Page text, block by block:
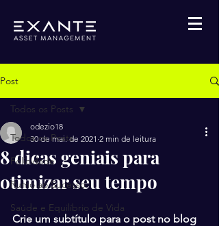
Post
Todos os Posts
Felicidade
Rumo ao Sucesso
Saúde e Equilíbrio de Vida
Todos os Posts
8 dicas geniais para
otimizar seu tempo
odezio18
30 de mai. de 2021 2 min de leitura
Crie um subtítulo para o post no blog